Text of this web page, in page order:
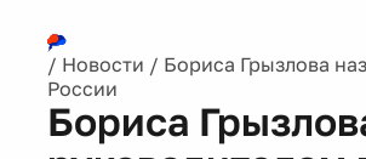
/ Новости / Бориса Грызлова
России
Бориса